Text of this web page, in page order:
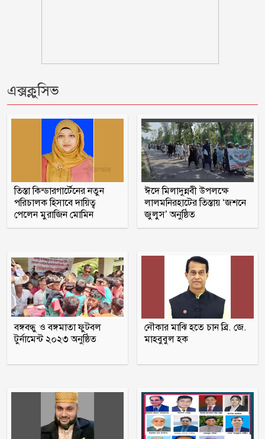
তনু হত্যায় সাবেক সেনাসদস্য হাফিজুর
রহমান ফের গ্রেফতার
আহারে জীবন! একবছরে লাশ কঙ্কাল, কেউ
খোঁজ নেয়নি
জুলাই জাদুঘরে কোনো ধরনের দলীয়
বিশ্বকাপে মেসিকে মেরে ফেলার ষড়যন্ত্র,
বেরিয়ে এলো ভয়াবহ সব তথ্য
মুক্তিযুদ্ধ ছিল জনতার যুদ্ধ, কোনো রাজনৈতিক
দলের নয়: ভারপ্রাপ্ত রাষ্ট্রপতি
এক্সক্লুসিভ
তিস্তা কিন্ডারগার্টেনের নতুন
পরিচালক হিসাবে দায়িত্ব
পেলেন মুরাজিন মোমিন
ঈদে মিলাদুন্নবী উপলক্ষে
লালমনিরহাটের তিস্তায় ‘জশনে
জুলুস’ অনুষ্ঠিত
বঙ্গবন্ধু ও বঙ্গমাতা ফুটবল
টুর্নামেন্ট ২০২৩ অনুষ্ঠিত
নৌকার মাঝি হতে চান ব্রি. জে.
মাহবুবুল হক